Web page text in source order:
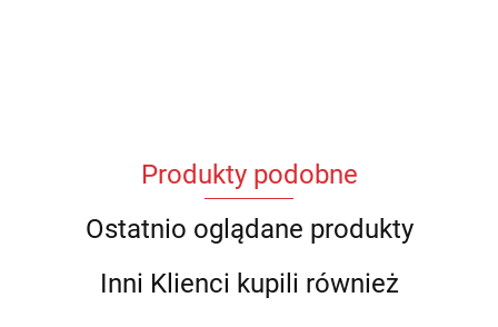
Produkty podobne
Ostatnio oglądane produkty
Inni Klienci kupili również